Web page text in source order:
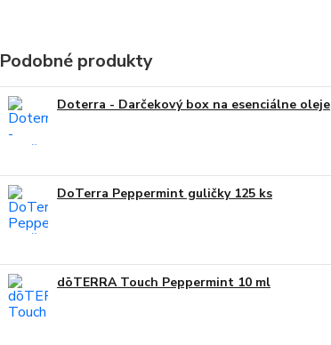
Podobné produkty
Doterra - Darčekový box na esenciálne oleje
DoTerra Peppermint guličky 125 ks
dōTERRA Touch Peppermint 10 ml